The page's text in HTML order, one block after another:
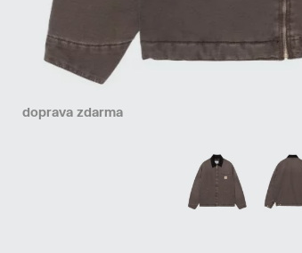
doprava zdarma